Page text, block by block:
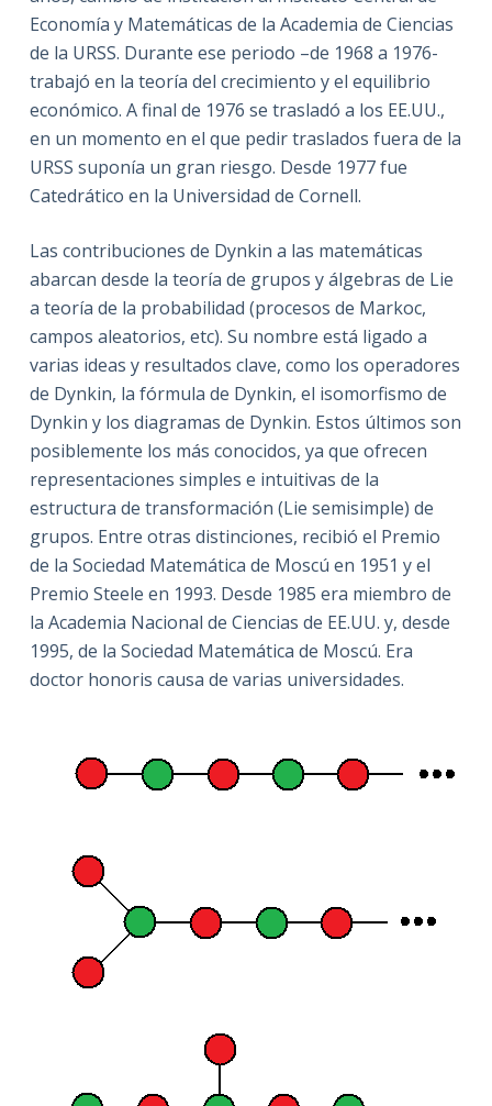
Economía y Matemáticas de la Academia de Ciencias
de la URSS. Durante ese periodo –de 1968 a 1976-
trabajó en la teoría del crecimiento y el equilibrio
económico. A final de 1976 se trasladó a los EE.UU.,
en un momento en el que pedir traslados fuera de la
URSS suponía un gran riesgo. Desde 1977 fue
Catedrático en la Universidad de Cornell.
Las contribuciones de Dynkin a las matemáticas
abarcan desde la teoría de grupos y álgebras de Lie
a teoría de la probabilidad (procesos de Markoc,
campos aleatorios, etc). Su nombre está ligado a
varias ideas y resultados clave, como los operadores
de Dynkin, la fórmula de Dynkin, el isomorfismo de
Dynkin y los diagramas de Dynkin. Estos últimos son
posiblemente los más conocidos, ya que ofrecen
representaciones simples e intuitivas de la
estructura de transformación (Lie semisimple) de
grupos. Entre otras distinciones, recibió el Premio
de la Sociedad Matemática de Moscú en 1951 y el
Premio Steele en 1993. Desde 1985 era miembro de
la Academia Nacional de Ciencias de EE.UU. y, desde
1995, de la Sociedad Matemática de Moscú. Era
doctor honoris causa de varias universidades.